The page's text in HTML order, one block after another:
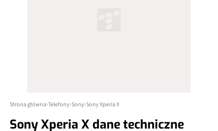
Strona główna Telefony Sony Sony Xperia X
Sony Xperia X dane techniczne